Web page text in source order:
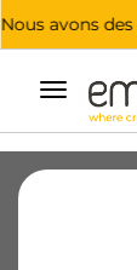
Nous avons
Alterner